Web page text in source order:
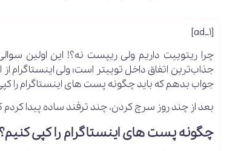
[ad_1]
چرا ریتوییت داریم ولی ریپست نه؟! این اولین
جذاب‌ترین اتفاق داخل توییتر است؛ ولی
جواب بدهم که باید چگونه پست های اینستاگرام را
بعد از چند روز سرچ کردن، چند ترفند ساده پیدا
چگونه پست های اینستاگرام را کپی